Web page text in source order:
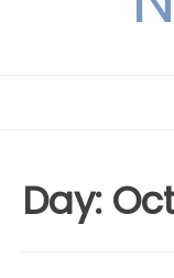
Day: